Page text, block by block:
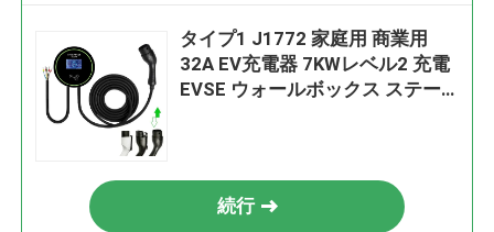
タイプ1 J1772 家庭用 商業用
32A EV充電器 7KWレベル2 充電
EVSE ウォールボックス ステー
続行